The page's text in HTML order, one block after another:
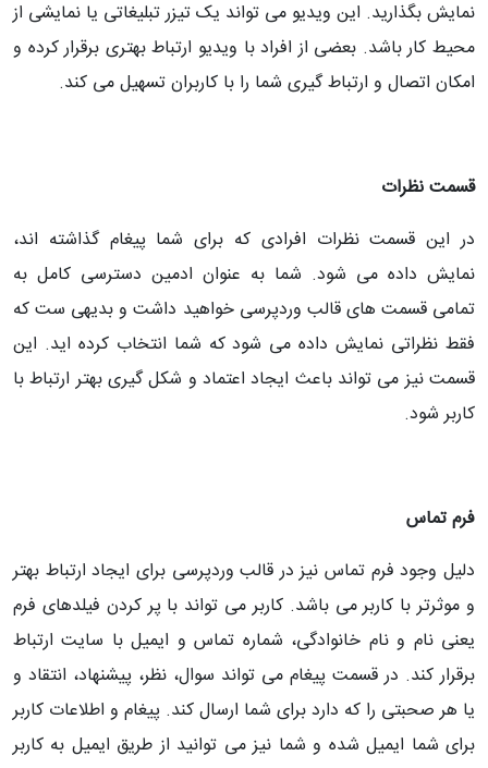
نمایش بگذارید. این ویدیو می تواند یک تیزر تبلیغاتی یا نمایشی از
محیط کار باشد. بعضی از افراد با ویدیو ارتباط بهتری برقرار کرده و
امکان اتصال و ارتباط گیری شما را با کاربران تسهیل می کند.
قسمت نظرات
در این قسمت نظرات افرادی که برای شما پیغام گذاشته اند،
نمایش داده می شود. شما به عنوان ادمین دسترسی کامل به
تمامی قسمت های قالب وردپرسی خواهید داشت و بدیهی ست که
فقط نظراتی نمایش داده می شود که شما انتخاب کرده اید. این
قسمت نیز می تواند باعث ایجاد اعتماد و شکل گیری بهتر ارتباط با
کاربر شود.
فرم تماس
دلیل وجود فرم تماس نیز در قالب وردپرسی برای ایجاد ارتباط بهتر
و موثرتر با کاربر می باشد. کاربر می تواند با پر کردن فیلدهای فرم
یعنی نام و نام خانوادگی، شماره تماس و ایمیل با سایت ارتباط
برقرار کند. در قسمت پیغام می تواند سوال، نظر، پیشنهاد، انتقاد و
یا هر صحبتی را که دارد برای شما ارسال کند. پیغام و اطلاعات کاربر
برای شما ایمیل شده و شما نیز می توانید از طریق ایمیل به کاربر